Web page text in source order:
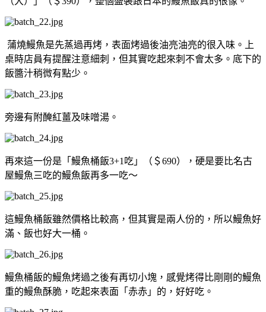
蒲燒鰻魚是先蒸過再烤，表面烤過後油亮油亮的很入味。上
桌時店員有提醒注意細刺，但其實吃起來刺不會太多。底下的
飯醬汁稍微有點少。
旁邊有附醃紅薑及味噌湯。
再來這一份是「鰻魚桶飯3+1吃」（＄690），硬是要比名古
屋鰻魚三吃的鰻魚飯再多一吃～
這鰻魚桶飯雖然價格比較高，但其實是兩人份的，所以鰻魚好
滿、飯也好大一桶。
鰻魚桶飯的鰻魚烤過之後有再切小塊，感覺烤得比剛剛的鰻魚
重的鰻魚酥脆，吃起來表面「赤赤」的，好好吃。